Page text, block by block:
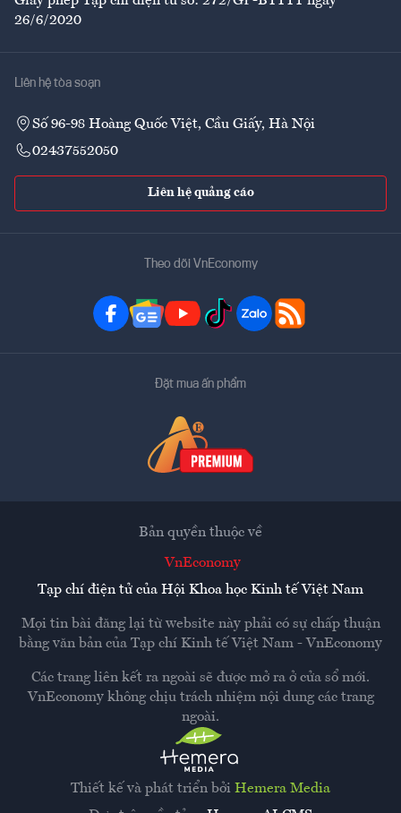
26/6/2020
Liên hệ tòa soạn
Số 96-98 Hoàng Quốc Việt, Cầu Giấy, Hà Nội
02437552050
Liên hệ quảng cáo
Theo dõi VnEconomy
Đặt mua ấn phẩm
Thiết kế và phát triển bởi Hemera Media
Bản quyền thuộc về
VnEconomy
Tạp chí điện tử của Hội Khoa học Kinh tế Việt Nam
Mọi tin bài đăng lại từ website này phải có sự chấp thuận
bằng văn bản của Tạp chí Kinh tế Việt Nam - VnEconomy
Các trang liên kết ra ngoài sẽ được mở ra ở cửa sổ mới.
VnEconomy không chịu trách nhiệm nội dung các trang
ngoài.